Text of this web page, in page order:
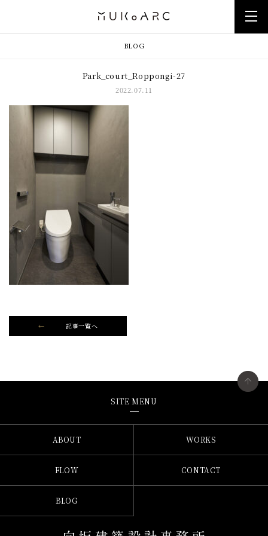
BLOG
Park_court_Roppongi-27
2022.07.11
記事一覧へ
SITE MENU
ABOUT WORKS
FLOW CONTACT
BLOG